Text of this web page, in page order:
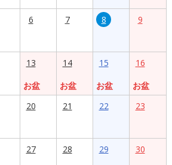
6 7 8 9
13
お盆
14
お盆
15
お盆
16
お盆
20 21 22 23
27 28 29 30